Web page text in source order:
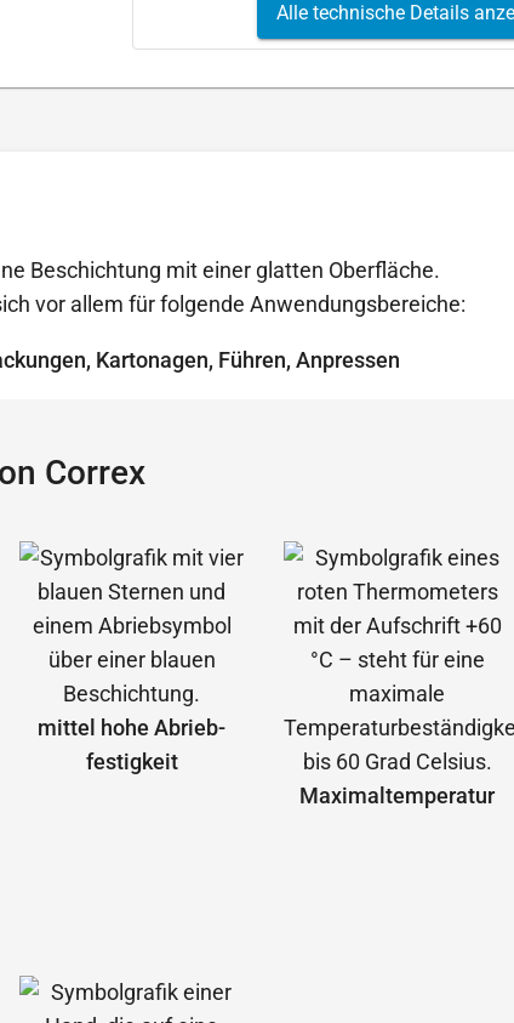
Alle technische Details
Beschichtung mit einer glatten Oberfläche.
vor allem für folgende Anwendungsbereiche:
Kartonagen, Führen, Anpressen
Correx
mittel hohe Abrieb­
festigkeit
Maximal­temperatur